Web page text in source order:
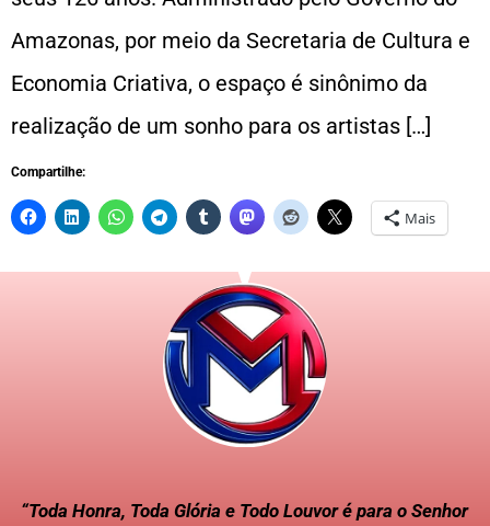
Amazonas, por meio da Secretaria de Cultura e
Economia Criativa, o espaço é sinônimo da
realização de um sonho para os artistas […]
Compartilhe:
Mais
“Toda Honra, Toda Glória e Todo Louvor é para o Senhor